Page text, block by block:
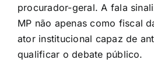
procurador-geral. A fala
MP não apenas como fiscal
ator institucional capaz de
qualificar o debate público.